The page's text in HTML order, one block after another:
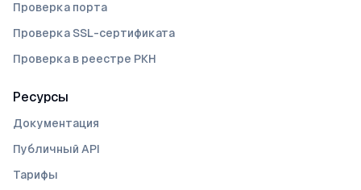
Проверка порта
Проверка SSL-сертификата
Проверка в реестре РКН
Ресурсы
Документация
Публичный API
Тарифы